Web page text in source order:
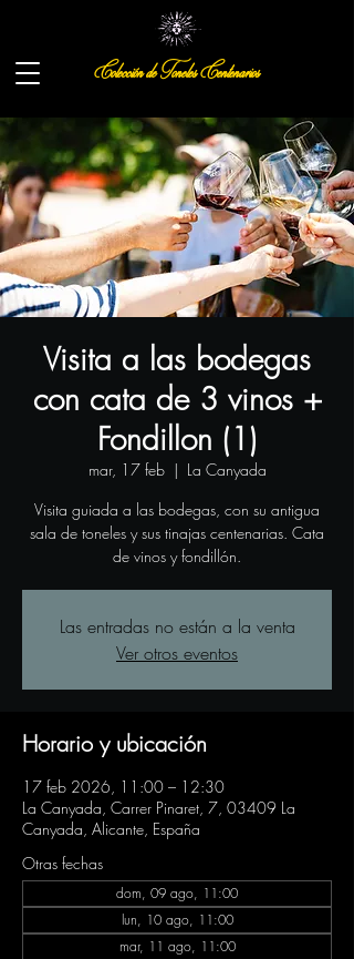
Colección de Toneles Centenarios
Visita a las bodegas
con cata de 3 vinos +
Fondillon (1)
mar, 17 feb
  |
La Canyada
Visita guiada a las bodegas, con su antigua
sala de toneles y sus tinajas centenarias. Cata
de vinos y fondillón.
Las entradas no están a la venta
Ver otros eventos
Horario y ubicación
17 feb 2026, 11:00 – 12:30
La Canyada, Carrer Pinaret, 7, 03409 La
Canyada, Alicante, España
Otras fechas
dom, 09 ago, 11:00
lun, 10 ago, 11:00
mar, 11 ago, 11:00